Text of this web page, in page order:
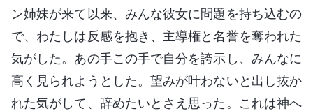
ン姉妹が来て以来、みんな彼女に問題を持ち込むの
で、わたしは反感を抱き、主導権と名誉を奪われた
気がした。あの手この手で自分を誇示し、みんなに
高く見られようとした。望みが叶わないと出し抜か
れた気がして、辞めたいとさえ思った。これは神へ